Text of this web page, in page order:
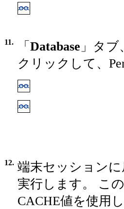
11. 「 Database 」タブ
クリックして、
12. 端末セッションに
実行します。 こ
CACHE値を使用